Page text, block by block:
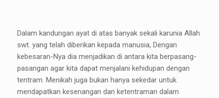
Dalam kandungan ayat di atas banyak sekali karunia Allah
swt. yang telah diberikan kepada manusia, Dengan
kebesaran-Nya dia menjadikan di antara kita berpasang-
pasangan agar kita dapat menjalani kehidupan dengan
tentram. Menikah juga bukan hanya sekedar untuk
mendapatkan kesenangan dan ketentraman dalam